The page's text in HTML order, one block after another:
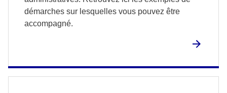
démarches sur lesquelles vous pouvez être
accompagné.